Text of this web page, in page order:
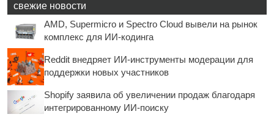
свежие новости
AMD, Supermicro и Spectro Cloud вывели на рынок
комплекс для ИИ-кодинга
Reddit внедряет ИИ-инструменты модерации для
поддержки новых участников
Shopify заявила об увеличении продаж благодаря
интегрированному ИИ-поиску